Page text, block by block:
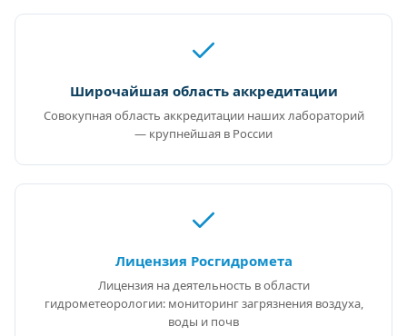
Широчайшая область аккредитации
Совокупная область аккредитации наших лабораторий
— крупнейшая в России
Лицензия Росгидромета
Лицензия на деятельность в области
гидрометеорологии: мониторинг загрязнения воздуха,
воды и почв